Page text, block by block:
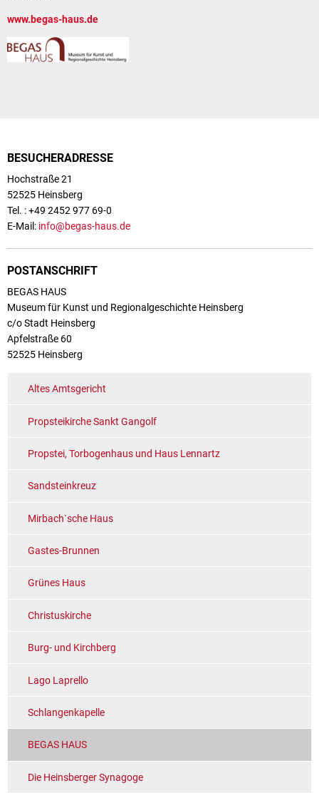
www.begas-haus.de
BESUCHERADRESSE
Hochstraße 21
52525 Heinsberg
Tel. : +49 2452 977 69-0
E-Mail: info@begas-haus.de
POSTANSCHRIFT
BEGAS HAUS
Museum für Kunst und Regionalgeschichte Heinsberg
c/o Stadt Heinsberg
Apfelstraße 60
52525 Heinsberg
Altes Amtsgericht
Propsteikirche Sankt Gangolf
Propstei, Torbogenhaus und Haus Lennartz
Sandsteinkreuz
Mirbach`sche Haus
Gastes-Brunnen
Grünes Haus
Christuskirche
Burg- und Kirchberg
Lago Laprello
Schlangenkapelle
BEGAS HAUS
Die Heinsberger Synagoge